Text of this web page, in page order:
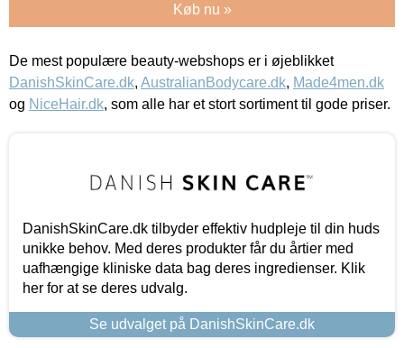
Køb nu »
De mest populære beauty-webshops er i øjeblikket
DanishSkinCare.dk, AustralianBodycare.dk, Made4men.dk
og NiceHair.dk, som alle har et stort sortiment til gode priser.
DanishSkinCare.dk tilbyder effektiv hudpleje til din huds
unikke behov. Med deres produkter får du årtier med
uafhængige kliniske data bag deres ingredienser. Klik
her for at se deres udvalg.
Se udvalget på DanishSkinCare.dk